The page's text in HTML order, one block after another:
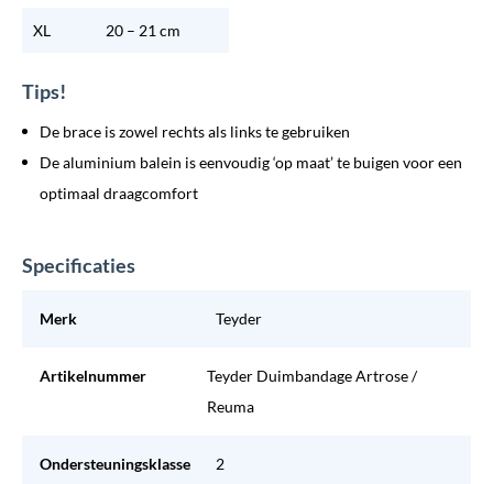
XL 20 – 21 cm
Tips!
De brace is zowel rechts als links te gebruiken
De aluminium balein is eenvoudig ‘op maat’ te buigen voor een
optimaal draagcomfort
Specificaties
Merk Teyder
Artikelnummer
Teyder Duimbandage Artrose /
Reuma
Ondersteuningsklasse 2